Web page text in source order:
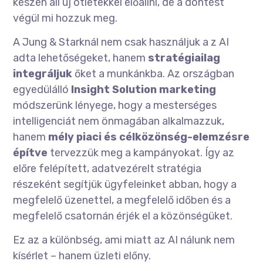
végül mi hozzuk meg.
A Jung & Starknál nem csak használjuk a z AI
adta lehetőségeket, hanem stratégiailag
integráljuk őket a munkánkba. Az országban
egyedülálló Insight Solution marketing
módszerünk lényege, hogy a mesterséges
intelligenciát nem önmagában alkalmazzuk,
hanem mély piaci és célközönség-elemzésre
építve tervezzük meg a kampányokat. Így az
előre felépített, adatvezérelt stratégia
részeként segítjük ügyfeleinket abban, hogy a
megfelelő üzenettel, a megfelelő időben és a
megfelelő csatornán érjék el a közönségüket.
Ez az a különbség, ami miatt az AI nálunk nem
kísérlet – hanem üzleti előny.